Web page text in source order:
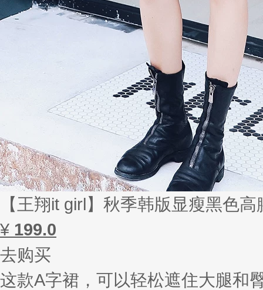
【王翔it girl】秋季韩版显瘦黑色
¥ 199.0
去购买
这款A字裙，可以轻松遮住大腿和